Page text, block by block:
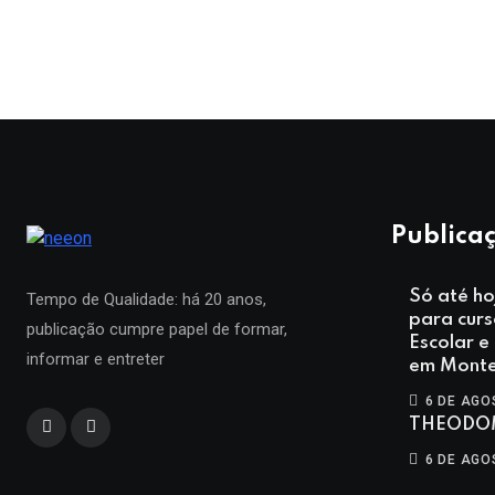
Tempo de Qualidade: há 20 anos,
publicação cumpre papel de formar,
informar e entreter
Só até
para
Escolar
em
6 DE
6 DE